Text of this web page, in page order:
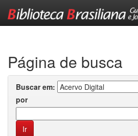
Página de busca
Buscar em:
por